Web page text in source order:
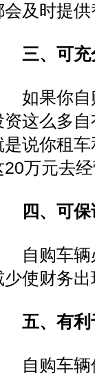
会及时提
三、可
果你自购
资这么多
是说你租
20万元去
四、可
购车辆必
少使财务
五、有
购车辆使